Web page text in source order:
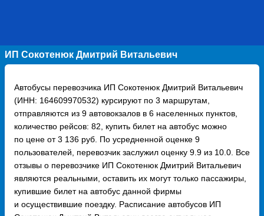
ИП Сокотенюк Дмитрий Витальевич
Автобусы перевозчика ИП Сокотенюк Дмитрий Витальевич
(ИНН: 164609970532) курсируют по 3 маршрутам,
отправляются из 9 автовокзалов в 6 населенных пунктов,
количество рейсов: 82, купить билет на автобус можно
по цене от 3 136 руб. По усредненной оценке 9
пользователей, перевозчик заслужил оценку 9.9 из 10.0. Все
отзывы о перевозчике ИП Сокотенюк Дмитрий Витальевич
являются реальными, оставить их могут только пассажиры,
купившие билет на автобус данной фирмы
и осуществившие поездку. Расписание автобусов ИП